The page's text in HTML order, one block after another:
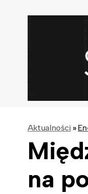
Aktualności »
na